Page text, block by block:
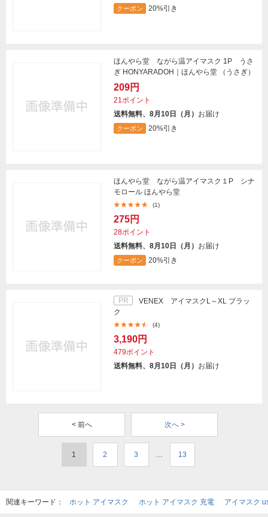
クーポン 20%引き
ほんやら堂 ながら温アイマスク 1P うさ
ぎ HONYARADOH｜ほんやら堂 （うさぎ）
209円
21ポイント
送料無料、8月10日（月） お届け
クーポン 20%引き
ほんやら堂 ながら温アイマスク１P シナ
モロール ほんやら堂
(1)
275円
28ポイント
送料無料、8月10日（月） お届け
クーポン 20%引き
PR
VENEX アイマスクL～XL ブラッ
ク
(4)
3,190円
479ポイント
送料無料、8月10日（月） お届け
< 前へ 次へ >
1 2 3 … 13
関連キーワード： ホット アイマスク ホット アイマスク 充電 アイマスク